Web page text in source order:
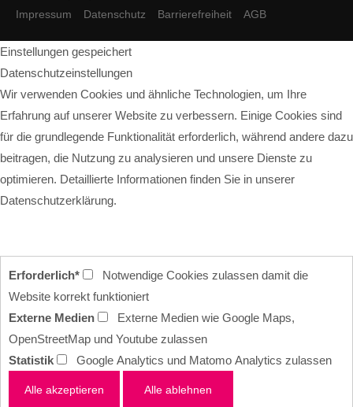
Impressum
Datenschutz Barrierefreiheit AGB
Einstellungen gespeichert
Datenschutzeinstellungen
Wir verwenden Cookies und ähnliche Technologien, um Ihre
Erfahrung auf unserer Website zu verbessern. Einige Cookies sind
für die grundlegende Funktionalität erforderlich, während andere dazu
beitragen, die Nutzung zu analysieren und unsere Dienste zu
optimieren. Detaillierte Informationen finden Sie in unserer
Datenschutzerklärung.
Erforderlich*
Notwendige Cookies zulassen damit die
Website korrekt funktioniert
Externe Medien
Externe Medien wie Google Maps,
OpenStreetMap und Youtube zulassen
Statistik
Google Analytics und Matomo Analytics zulassen